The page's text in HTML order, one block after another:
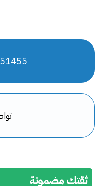
(2+)
ثقتك مضمونة